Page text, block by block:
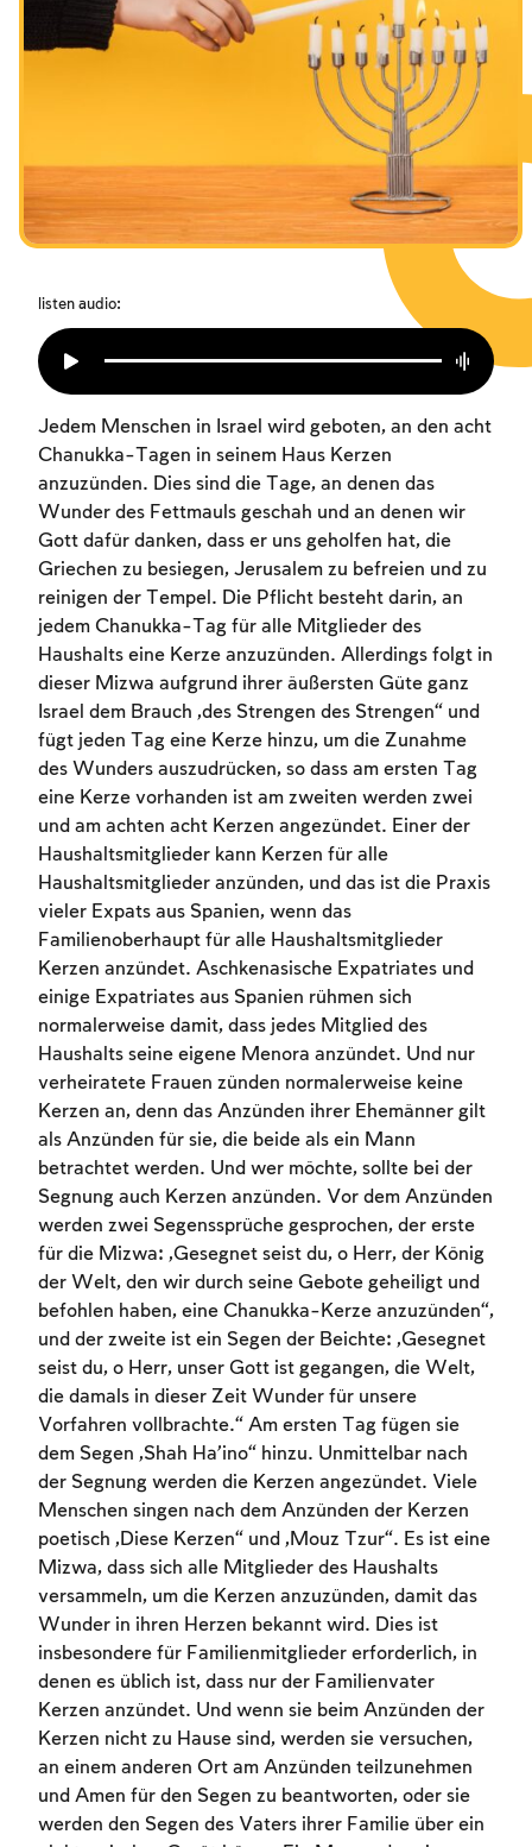
Das Fasten der Zerstörung
Amtseinführung
listen audio:
Jedem Menschen in Israel wird geboten, an den acht
Chanukka-Tagen in seinem Haus Kerzen
anzuzünden. Dies sind die Tage, an denen das
Wunder des Fettmauls geschah und an denen wir
Gott dafür danken, dass er uns geholfen hat, die
Griechen zu besiegen, Jerusalem zu befreien und zu
reinigen der Tempel. Die Pflicht besteht darin, an
jedem Chanukka-Tag für alle Mitglieder des
Haushalts eine Kerze anzuzünden. Allerdings folgt in
dieser Mizwa aufgrund ihrer äußersten Güte ganz
Israel dem Brauch „des Strengen des Strengen“ und
fügt jeden Tag eine Kerze hinzu, um die Zunahme
des Wunders auszudrücken, so dass am ersten Tag
eine Kerze vorhanden ist am zweiten werden zwei
und am achten acht Kerzen angezündet. Einer der
Haushaltsmitglieder kann Kerzen für alle
Haushaltsmitglieder anzünden, und das ist die Praxis
vieler Expats aus Spanien, wenn das
Familienoberhaupt für alle Haushaltsmitglieder
Kerzen anzündet. Aschkenasische Expatriates und
einige Expatriates aus Spanien rühmen sich
normalerweise damit, dass jedes Mitglied des
Haushalts seine eigene Menora anzündet. Und nur
verheiratete Frauen zünden normalerweise keine
Kerzen an, denn das Anzünden ihrer Ehemänner gilt
als Anzünden für sie, die beide als ein Mann
betrachtet werden. Und wer möchte, sollte bei der
Segnung auch Kerzen anzünden. Vor dem Anzünden
werden zwei Segenssprüche gesprochen, der erste
für die Mizwa: „Gesegnet seist du, o Herr, der König
der Welt, den wir durch seine Gebote geheiligt und
befohlen haben, eine Chanukka-Kerze anzuzünden“,
und der zweite ist ein Segen der Beichte: „Gesegnet
seist du, o Herr, unser Gott ist gegangen, die Welt,
die damals in dieser Zeit Wunder für unsere
Vorfahren vollbrachte.“ Am ersten Tag fügen sie
dem Segen „Shah Ha’ino“ hinzu. Unmittelbar nach
der Segnung werden die Kerzen angezündet. Viele
Menschen singen nach dem Anzünden der Kerzen
poetisch „Diese Kerzen“ und „Mouz Tzur“. Es ist eine
Mizwa, dass sich alle Mitglieder des Haushalts
versammeln, um die Kerzen anzuzünden, damit das
Wunder in ihren Herzen bekannt wird. Dies ist
insbesondere für Familienmitglieder erforderlich, in
denen es üblich ist, dass nur der Familienvater
Kerzen anzündet. Und wenn sie beim Anzünden der
Kerzen nicht zu Hause sind, werden sie versuchen,
an einem anderen Ort am Anzünden teilzunehmen
und Amen für den Segen zu beantworten, oder sie
werden den Segen des Vaters ihrer Familie über ein
Account required
To mark concepts as learned, you'll need
to create an account or log in.
Sign up Login